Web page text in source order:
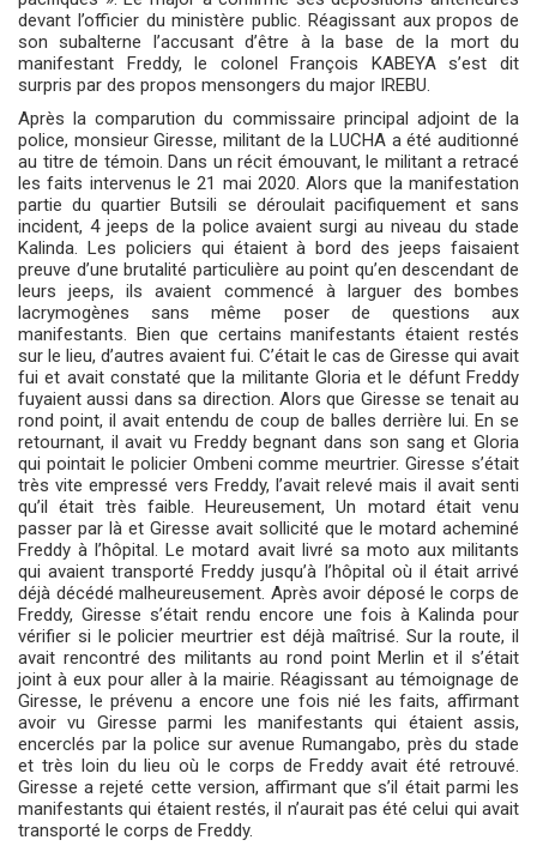
devant l’officier du ministère public. Réagissant aux propos de
son subalterne l’accusant d’être à la base de la mort du
manifestant Freddy, le colonel François KABEYA s’est dit
surpris par des propos mensongers du major IREBU.
Après la comparution du commissaire principal adjoint de la
police, monsieur Giresse, militant de la LUCHA a été auditionné
au titre de témoin. Dans un récit émouvant, le militant a retracé
les faits intervenus le 21 mai 2020. Alors que la manifestation
partie du quartier Butsili se déroulait pacifiquement et sans
incident, 4 jeeps de la police avaient surgi au niveau du stade
Kalinda. Les policiers qui étaient à bord des jeeps faisaient
preuve d’une brutalité particulière au point qu’en descendant de
leurs jeeps, ils avaient commencé à larguer des bombes
lacrymogènes sans même poser de questions aux
manifestants. Bien que certains manifestants étaient restés
sur le lieu, d’autres avaient fui. C’était le cas de Giresse qui avait
fui et avait constaté que la militante Gloria et le défunt Freddy
fuyaient aussi dans sa direction. Alors que Giresse se tenait au
rond point, il avait entendu de coup de balles derrière lui. En se
retournant, il avait vu Freddy begnant dans son sang et Gloria
qui pointait le policier Ombeni comme meurtrier. Giresse s’était
très vite empressé vers Freddy, l’avait relevé mais il avait senti
qu’il était très faible. Heureusement, Un motard était venu
passer par là et Giresse avait sollicité que le motard acheminé
Freddy à l’hôpital. Le motard avait livré sa moto aux militants
qui avaient transporté Freddy jusqu’à l’hôpital où il était arrivé
déjà décédé malheureusement. Après avoir déposé le corps de
Freddy, Giresse s’était rendu encore une fois à Kalinda pour
vérifier si le policier meurtrier est déjà maîtrisé. Sur la route, il
avait rencontré des militants au rond point Merlin et il s’était
joint à eux pour aller à la mairie. Réagissant au témoignage de
Giresse, le prévenu a encore une fois nié les faits, affirmant
avoir vu Giresse parmi les manifestants qui étaient assis,
encerclés par la police sur avenue Rumangabo, près du stade
et très loin du lieu où le corps de Freddy avait été retrouvé.
Giresse a rejeté cette version, affirmant que s’il était parmi les
manifestants qui étaient restés, il n’aurait pas été celui qui avait
transporté le corps de Freddy.